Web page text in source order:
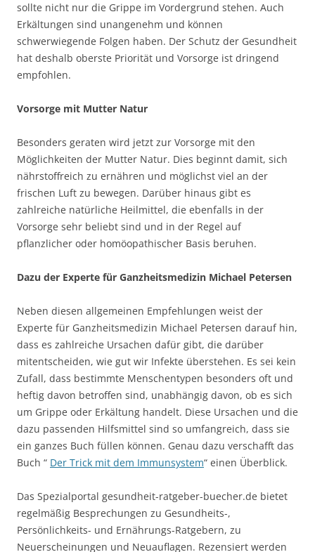
sollte nicht nur die Grippe im Vordergrund stehen. Auch
Erkältungen sind unangenehm und können
schwerwiegende Folgen haben. Der Schutz der Gesundheit
hat deshalb oberste Priorität und Vorsorge ist dringend
empfohlen.
Vorsorge mit Mutter Natur
Besonders geraten wird jetzt zur Vorsorge mit den
Möglichkeiten der Mutter Natur. Dies beginnt damit, sich
nährstoffreich zu ernähren und möglichst viel an der
frischen Luft zu bewegen. Darüber hinaus gibt es
zahlreiche natürliche Heilmittel, die ebenfalls in der
Vorsorge sehr beliebt sind und in der Regel auf
pflanzlicher oder homöopathischer Basis beruhen.
Dazu der Experte für Ganzheitsmedizin Michael Petersen
Neben diesen allgemeinen Empfehlungen weist der
Experte für Ganzheitsmedizin Michael Petersen darauf hin,
dass es zahlreiche Ursachen dafür gibt, die darüber
mitentscheiden, wie gut wir Infekte überstehen. Es sei kein
Zufall, dass bestimmte Menschentypen besonders oft und
heftig davon betroffen sind, unabhängig davon, ob es sich
um Grippe oder Erkältung handelt. Diese Ursachen und die
dazu passenden Hilfsmittel sind so umfangreich, dass sie
ein ganzes Buch füllen können. Genau dazu verschafft das
Buch “ Der Trick mit dem Immunsystem“ einen Überblick.
Das Spezialportal gesundheit-ratgeber-buecher.de bietet
regelmäßig Besprechungen zu Gesundheits-,
Persönlichkeits- und Ernährungs-Ratgebern, zu
Neuerscheinungen und Neuauflagen. Rezensiert werden